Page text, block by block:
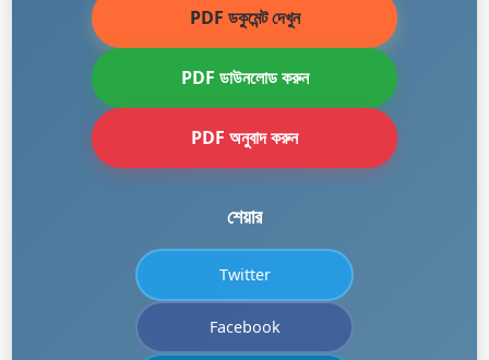
PDF ডকুমেন্ট দেখুন
PDF ডাউনলোড করুন
PDF অনুবাদ করুন
শেয়ার
Twitter
Facebook